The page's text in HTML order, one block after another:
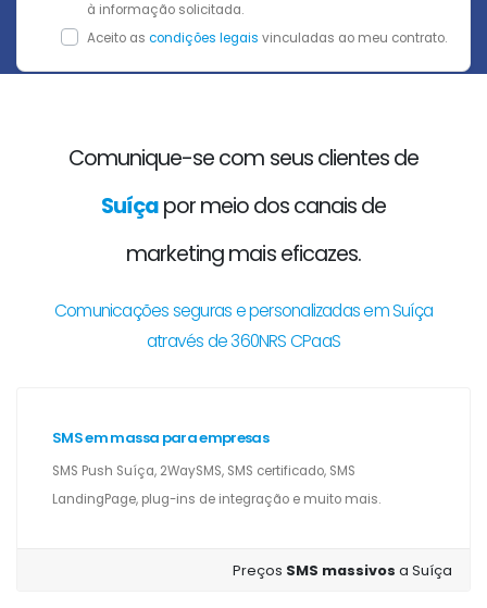
à informação solicitada.
Aceito as condições legais vinculadas ao meu contrato.
Comunique-se com seus clientes de
Suíçapor meio dos canais de
marketing mais eficazes.
Comunicações seguras e personalizadas em Suíça
através de 360NRS CPaaS
SMS em massa para empresas
SMS Push Suíça, 2WaySMS, SMS certificado, SMS
LandingPage, plug-ins de integração e muito mais.
Preços SMS massivosa Suíça